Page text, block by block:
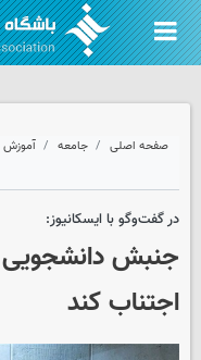
صفحه اصلی جامعه آموزش
در گفت‌وگو با ایسکانیوز:
جنبش دانشجویی
اجتناب کند